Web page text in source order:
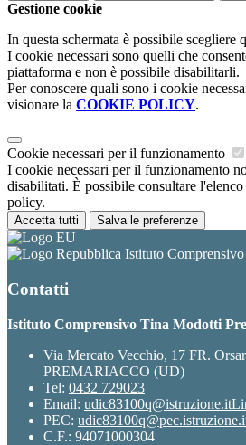
Gestione cookie
In questa schermata è possibile scegliere
I cookie necessari sono quelli che
piattaforma e non è possibile disabilitarli.
Per conoscere quali sono i cookie
visionare la COOKIE POLICY.
Cookie necessari per il funzionamento
I cookie necessari per il funzionamento
disabilitati. È possibile consultare
policy.
Accetta tutti Salva le preferenze
Istituto
Contatti
Istituto Comprensivo Tina Modotti
Via Mercato Vecchio, 17 FR.
PREMARIACCO (UD)
Tel: 0432 729023
Email: udic83100q@istruzione.it
PEC:
C.F.: 94071000304